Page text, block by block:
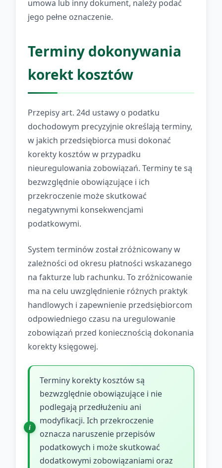
umowa lub inny dokument, należy podać
jego pełne oznaczenie.
Terminy dokonywania
korekt kosztów
Przepisy art. 24d ustawy o podatku
dochodowym precyzyjnie określają terminy,
w jakich przedsiębiorca musi dokonać
korekty kosztów w przypadku
nieuregulowania zobowiązań. Terminy te są
bezwzględnie obowiązujące i ich
przekroczenie może skutkować
negatywnymi konsekwencjami
podatkowymi.
System terminów został zróżnicowany w
zależności od okresu płatności wskazanego
na fakturze lub rachunku. To zróżnicowanie
ma na celu uwzględnienie różnych praktyk
handlowych i zapewnienie przedsiębiorcom
odpowiedniego czasu na uregulowanie
zobowiązań przed koniecznością dokonania
korekty księgowej.
Terminy korekty kosztów są
bezwzględnie obowiązujące i nie
podlegają przedłużeniu ani
modyfikacji. Ich przekroczenie
oznacza naruszenie przepisów
podatkowych i może skutkować
dodatkowymi zobowiązaniami oraz